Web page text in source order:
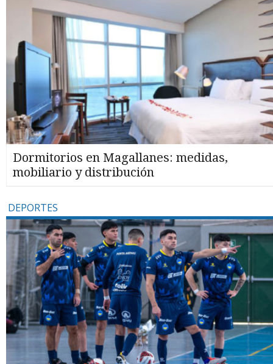
Dormitorios en Magallanes: medidas,
mobiliario y distribución
DEPORTES